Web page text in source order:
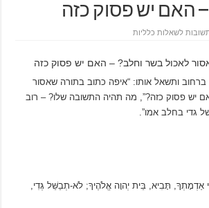
האם יש פסוק כזה
לשאלות כלליות
לאכול בשר וחלב? – האם יש פסוק כזה
ברחוב ותשאל אותו: “איפה כתוב בתורה שאסור
יש פסוק כזה?”, מה תהיה התשובה שלו? – רוב
גדי בחלב אמו”.
אַדְמָתְךָ, תָּבִיא, בֵּית יְהוָה אֱלֹהֶיךָ; לֹא-תְבַשֵּׁל גְּדִי,